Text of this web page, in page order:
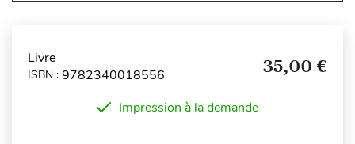
Livre
ISBN : 9782340018556 35,00 €
Impression à la demande